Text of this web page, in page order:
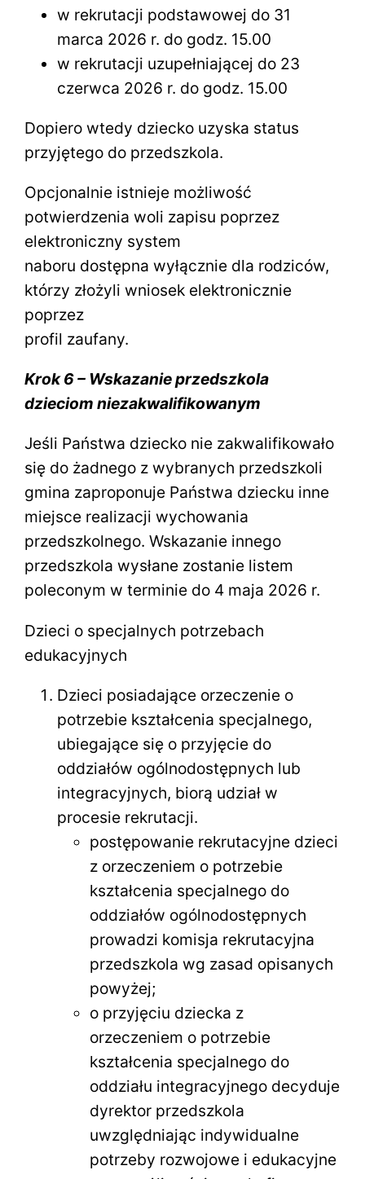
w rekrutacji podstawowej do 31
marca 2026 r. do godz. 15.00
w rekrutacji uzupełniającej do 23
czerwca 2026 r. do godz. 15.00
Dopiero wtedy dziecko uzyska status
przyjętego do przedszkola.
Opcjonalnie istnieje możliwość
potwierdzenia woli zapisu poprzez
elektroniczny system
naboru dostępna wyłącznie dla rodziców,
którzy złożyli wniosek elektronicznie
poprzez
profil zaufany.
Krok 6 – Wskazanie przedszkola
dzieciom niezakwalifikowanym
Jeśli Państwa dziecko nie zakwalifikowało
się do żadnego z wybranych przedszkoli
gmina zaproponuje Państwa dziecku inne
miejsce realizacji wychowania
przedszkolnego. Wskazanie innego
przedszkola wysłane zostanie listem
poleconym w terminie do 4 maja 2026 r.
Dzieci o specjalnych potrzebach
edukacyjnych
Dzieci posiadające orzeczenie o
potrzebie kształcenia specjalnego,
ubiegające się o przyjęcie do
oddziałów ogólnodostępnych lub
integracyjnych, biorą udział w
procesie rekrutacji.
postępowanie rekrutacyjne dzieci
z orzeczeniem o potrzebie
kształcenia specjalnego do
oddziałów ogólnodostępnych
prowadzi komisja rekrutacyjna
przedszkola wg zasad opisanych
powyżej;
o przyjęciu dziecka z
orzeczeniem o potrzebie
kształcenia specjalnego do
oddziału integracyjnego decyduje
dyrektor przedszkola
uwzględniając indywidualne
potrzeby rozwojowe i edukacyjne